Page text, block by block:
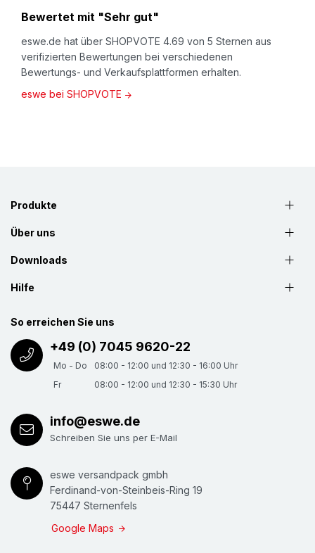
Bewertet mit "Sehr gut"
eswe.de hat über SHOPVOTE 4.69 von 5 Sternen aus
verifizierten Bewertungen bei verschiedenen
Bewertungs- und Verkaufsplattformen erhalten.
eswe bei SHOPVOTE
Produkte
Über uns
Downloads
Hilfe
So erreichen Sie uns
+49 (0) 7045 9620-22
Mo - Do
08:00 - 12:00 und 12:30 - 16:00 Uhr
Fr
08:00 - 12:00 und 12:30 - 15:30 Uhr
info@eswe.de
Schreiben Sie uns per E-Mail
eswe versandpack gmbh
Ferdinand-von-Steinbeis-Ring 19
75447 Sternenfels
Google Maps